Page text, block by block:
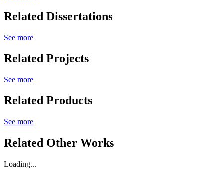
Related Dissertations
See more
Related Projects
See more
Related Products
See more
Related Other Works
Loading...